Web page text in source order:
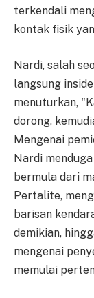
terkendali
kontak fisik
Nardi, salah
langsung
menuturkan,
dorong,
Mengenai
Nardi
bermula dari
Pertalite,
barisan
demikian,
mengenai
memulai